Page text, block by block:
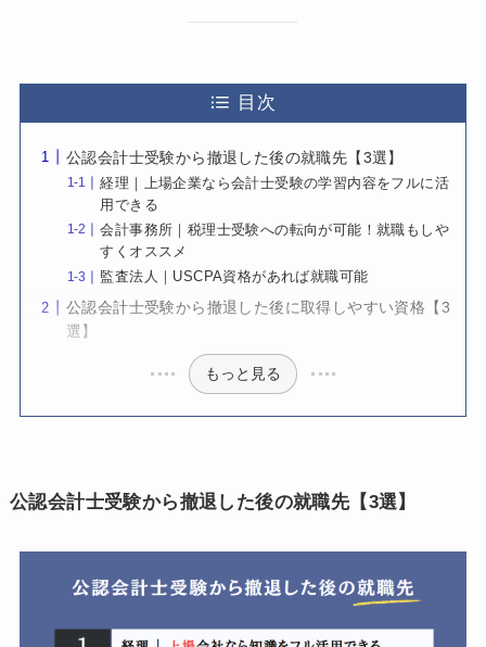
目次
公認会計士受験から撤退した後の就職先【3選】
経理｜上場企業なら会計士受験の学習内容をフルに活
用できる
会計事務所｜税理士受験への転向が可能！就職もしや
すくオススメ
監査法人｜USCPA資格があれば就職可能
公認会計士受験から撤退した後に取得しやすい資格【3
選】
もっと見る
公認会計士受験から撤退した後の就職先【3選】